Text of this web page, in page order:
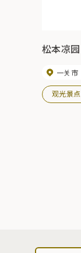
松本凉园
一关市
观光景点